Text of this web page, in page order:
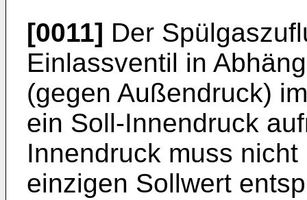
[0011] Der
Einlassventil in
(gegen Außendruck)
ein Soll-Innendruck
Innendruck muss
einzigen Sollwert